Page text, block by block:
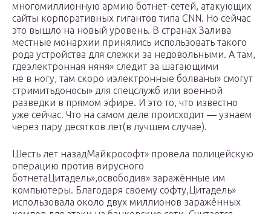
многомиллионную армию ботнет-сетей, атакующих
сайты корпоративных гигантов типа CNN. Но сейчас
это вышло на новый уровень. В странах Залива
местные монархии принялись использовать такого
рода устройства для слежки за недовольными. А там,
гдеэлектронная няня» следит за шагающими
не в ногу, там скоро иэлектронные болваны» смогут
стримитьдоносы» для спецслужб или военной
разведки в прямом эфире. И это то, что известно
уже сейчас. Что на самом деле происходит — узнаем
через пару десятков лет(в лучшем случае).
Шесть лет назадМайкрософт» провела полицейскую
операцию против вирусного
ботнетаЦитадель»,освободив» заражённые им
компьютеры. Благодаря своему софту,Цитадель»
использовала около двух миллионов заражённых